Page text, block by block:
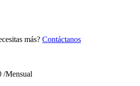
más? Contáctanos
/Mensual